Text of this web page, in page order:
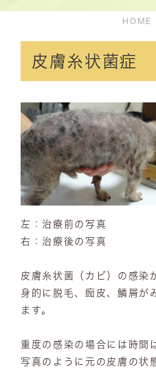
HOME
皮膚糸状菌
左：治療前の写真
右：治療後の写真
皮膚糸状菌（カビ）の感染
身的に脱毛、痂皮、鱗屑が
ます。
重度の感染の場合には時間
写真のように元の皮膚の状